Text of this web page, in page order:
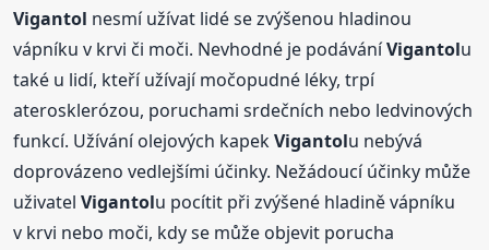
Vigantol nesmí užívat lidé se zvýšenou hladinou
vápníku v krvi či moči. Nevhodné je podáváníVigantolu
také u lidí, kteří užívají močopudné léky, trpí
aterosklerózou, poruchami srdečních nebo ledvinových
funkcí. Užívání olejových kapekVigantolu nebývá
doprovázeno vedlejšími účinky. Nežádoucí účinky může
uživatelVigantolu pocítit při zvýšené hladině vápníku
v krvi nebo moči, kdy se může objevit porucha